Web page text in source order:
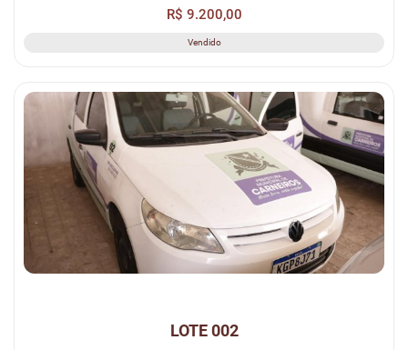
R$ 9.200,00
Vendido
LOTE 002